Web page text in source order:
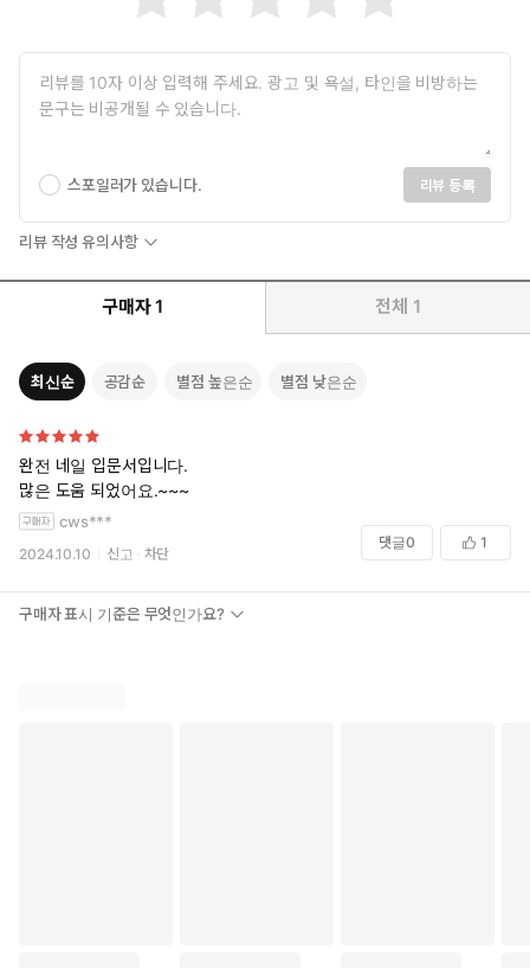
스포일러가 있습니다. 리뷰 등록
리뷰 작성 유의사항
구매자 1 전체 1
최신순 공감순 별점 높은순 별점 낮은순
완전 네일 입문서입니다.
많은 도움 되었어요.~~~
cws***
2024.10.10 신고 차단
댓글0 1
구매자 표시 기준은 무엇인가요?